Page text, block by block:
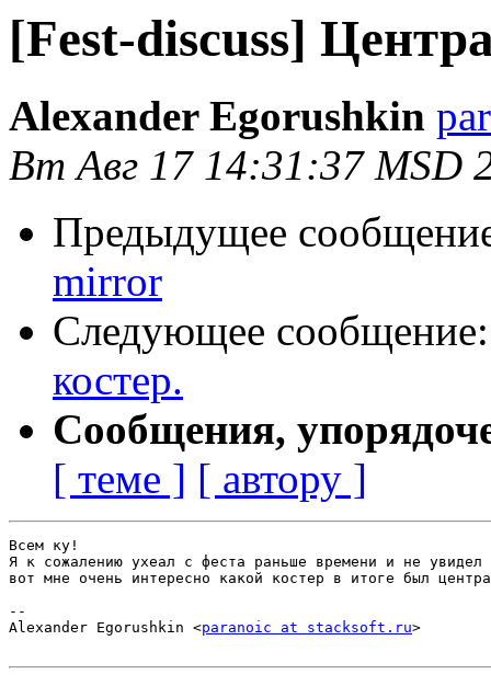
[Fest-discuss]
Alexander Egorushkin
Вт Авг 17 14:31:37 MSD
Предыдущее
mirror
Следующее
костер.
Сообщения,
[ теме ] [ автору ]
Всем ку!
Я к сожалению ухеал с феста раньше времени и не
вот мне очень интересно какой костер в итоге был
--
Alexander Egorushkin <paranoic at stacksoft.ru>